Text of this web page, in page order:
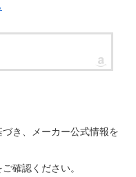
き、メーカー公式情報を
確認ください。